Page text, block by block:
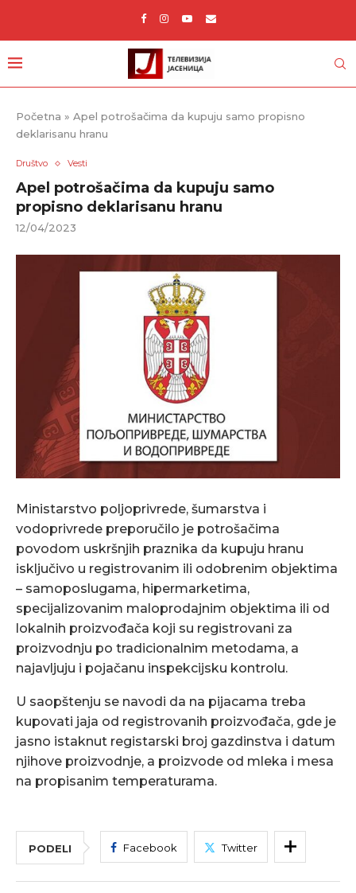
Početna » Apel potrošačima da kupuju samo propisno
deklarisanu hranu
Društvo Vesti
Apel potrošačima da kupuju samo
propisno deklarisanu hranu
12/04/2023
Ministarstvo poljoprivrede, šumarstva i
vodoprivrede preporučilo je potrošačima
povodom uskršnjih praznika da kupuju hranu
isključivo u registrovanim ili odobrenim objektima
– samoposlugama, hipermarketima,
specijalizovanim maloprodajnim objektima ili od
lokalnih proizvođača koji su registrovani za
proizvodnju po tradicionalnim metodama, a
najavljuju i pojačanu inspekcijsku kontrolu.
U saopštenju se navodi da na pijacama treba
kupovati jaja od registrovanih proizvođača, gde je
jasno istaknut registarski broj gazdinstva i datum
njihove proizvodnje, a proizvode od mleka i mesa
na propisanim temperaturama.
PODELI Facebook Twitter